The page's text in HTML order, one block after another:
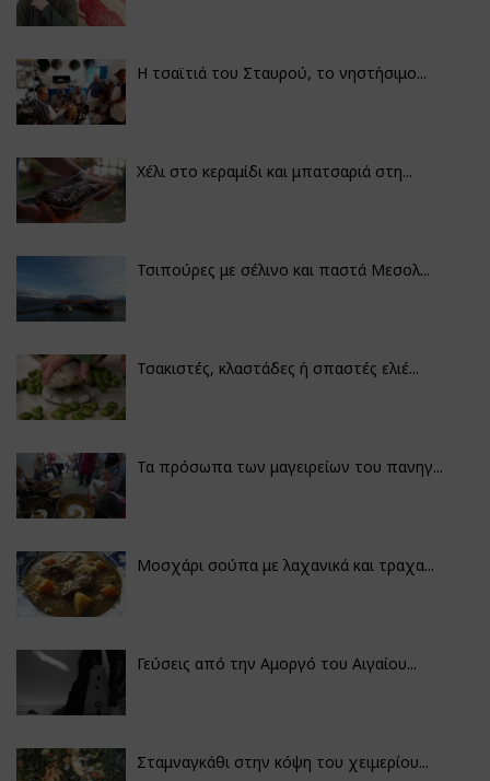
Η τσαϊτιά του Σταυρού, το νηστήσιμο...
Χέλι στο κεραμίδι και μπατσαριά στη...
Τσιπούρες με σέλινο και παστά Μεσολ...
Τσακιστές, κλαστάδες ή σπαστές ελιέ...
Τα πρόσωπα των μαγειρείων του πανηγ...
Μοσχάρι σούπα με λαχανικά και τραχα...
Γεύσεις από την Αμοργό του Αιγαίου...
Σταμναγκάθι στην κόψη του χειμερίου...